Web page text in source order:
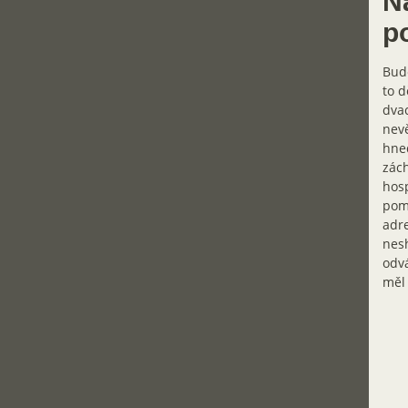
to